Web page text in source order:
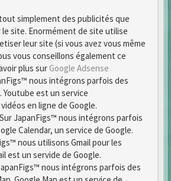
simplement des publicités que
site. Enormément de site utilise
leur site (si vous avez vous même
vous conseillons également ce
plus sur Google Adsense
nous intégrons parfois des
Youtube est un service
en ligne de Google.
JapanFigs™ nous intégrons parfois
Calendar, un service de Google.
nous utilisons Gmail pour les
est un servide de Google.
nous intégrons parfois des